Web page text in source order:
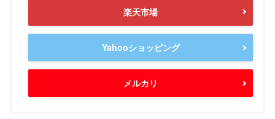
楽天市場
Yahooショッピング
メルカリ